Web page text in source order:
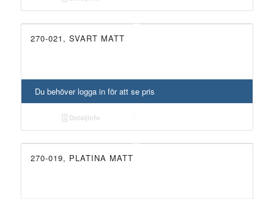
270-021, SVART MATT
Du behöver logga in för att se pris
Detaljinfo
270-019, PLATINA MATT